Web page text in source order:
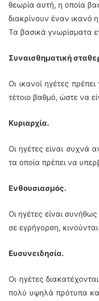
θεωρία αυτή, η οποία
διακρίνουν έναν ικανό
Τα βασικά γνωρίσματα
Συναισθηματική
Οι ικανοί ηγέτες
τέτοιο βαθμό, ώστε να
Κυριαρχία.
Οι ηγέτες είναι συχνά
τα οποία πρέπει να
Ενθουσιασμός.
Οι ηγέτες είναι
σε εγρήγορση,
Ευσυνειδησία.
Οι ηγέτες
πολύ υψηλά πρότυπα